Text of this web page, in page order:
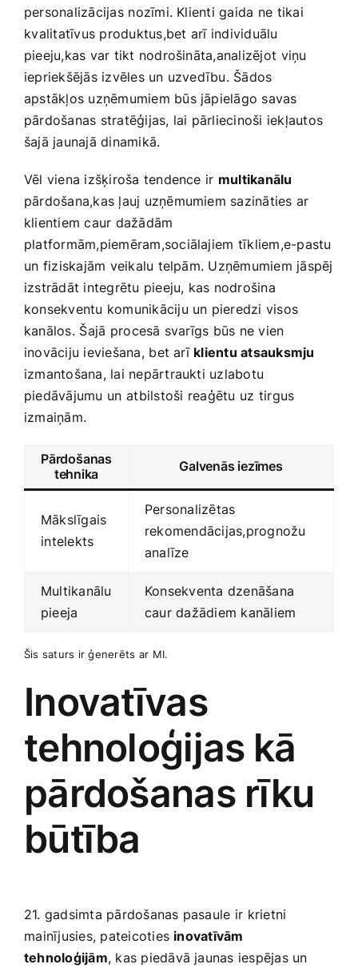
personalizācijas ⁤nozīmi. Klienti gaida ne ⁤tikai
⁢kvalitatīvus produktus,bet ⁢arī individuālu
pieeju,kas var​ tikt nodrošināta,analizējot ⁢viņu
iepriekšējās izvēles un uzvedību. Šādos
apstākļos uzņēmumiem būs jāpielāgo savas
pārdošanas ‍stratēģijas, lai ​pārliecinoši iekļautos
‍šajā‌ jaunajā dinamikā.
Vēl viena izšķiroša tendence⁢ ir multikanālu
pārdošana,kas ļauj uzņēmumiem sazināties ar
klientiem caur dažādām
platformām,piemēram,sociālajiem⁣ tīkliem,e-pastu
un ⁣fiziskajām veikalu telpām.‌ Uzņēmumiem jāspēj
izstrādāt integrētu pieeju, kas nodrošina‌
konsekventu komunikāciju un pieredzi visos⁣
kanālos.⁢ Šajā⁤ procesā svarīgs būs ne ​vien
inovāciju ieviešana, ⁤bet arī klientu atsauksmju
izmantošana, lai nepārtraukti uzlabotu
piedāvājumu ⁢un ⁣atbilstoši⁢ reaģētu uz⁣ tirgus
izmaiņām.
Pārdošanas
tehnika
Galvenās iezīmes
Mākslīgais
⁢intelekts
Personalizētas
rekomendācijas,prognožu
analīze
Multikanālu‌
pieeja
Konsekventa ​dzenāšana
caur dažādiem kanāliem
Šis saturs ir ģenerēts ⁣ar⁤ MI.
Inovatīvas
tehnoloģijas ⁣kā
pārdošanas rīku
būtība
21. gadsimta pārdošanas pasaule ir⁣ krietni
⁣mainījusies, pateicoties inovatīvām‍
tehnoloģijām, kas piedāvā ‍jaunas iespējas‍ un